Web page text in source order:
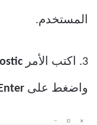
المستخدم.
3. اكتب الأمر
واضغط على Enter.